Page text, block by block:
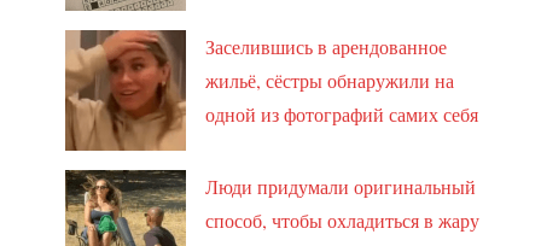
Заселившись в арендованное
жильё, сёстры обнаружили на
одной из фотографий самих себя
Люди придумали оригинальный
способ, чтобы охладиться в жару